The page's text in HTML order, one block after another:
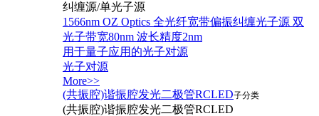
纠缠源/单光子源
1566nm OZ Optics 全光纤宽带偏振纠缠光子源 双
光子带宽80nm 波长精度2nm
用于量子应用的光子对源
光子对源
More>>
(共振腔)谐振腔发光二极管RCLED子分类
(共振腔)谐振腔发光二极管RCLED